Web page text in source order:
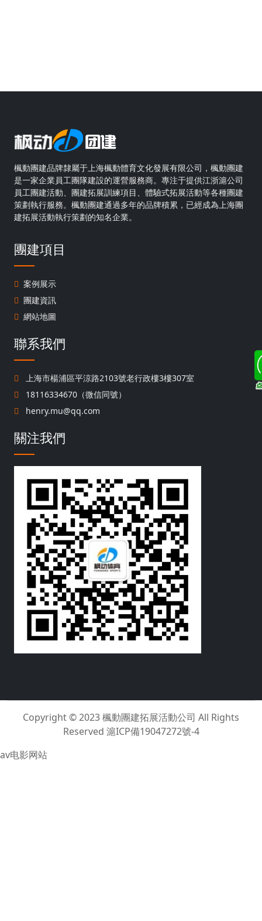
楓動團建品牌隸屬于上海楓動體育文化發展有限公司，楓動團建
是一家企業員工團隊建設的運營服務商。專注于提供江浙滬公司
員工團建活動、團建拓展訓練項目、體驗式拓展活動等各種團建
策劃執行服務。楓動團建通過多年的品牌積累，已經成為上海團
建拓展活動執行策劃的知名企業。
團建項目
案例展示
團建資訊
網站地圖
聯系我們
上海市楊浦區平涼路2103號老行政樓3樓307室
18116334670（微信同號）
henry.mu@qq.com
關注我們
Copyright © 2023楓動團建拓展活動公司 All Rights
Reserved 滬ICP備19047272號-4
av电影网站